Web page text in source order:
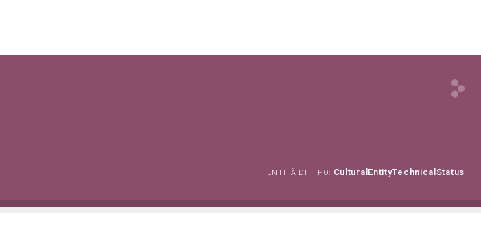
ENTITÀ DI TIPO: CulturalEntityTechnicalStatus